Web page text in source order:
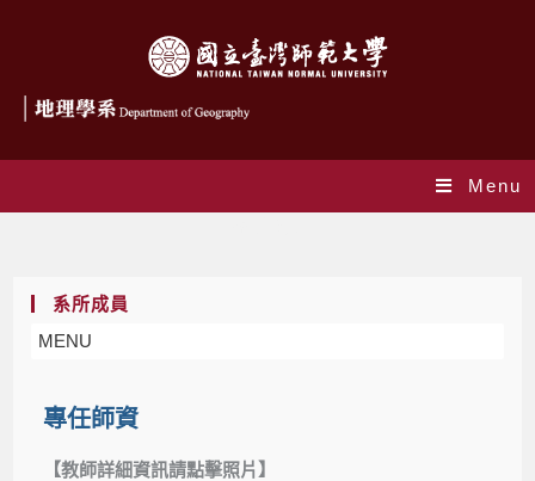
Menu
系所成員
MENU
專任師資
【教師詳細資訊請點擊照片】